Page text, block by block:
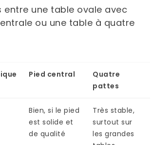
entre une table ovale avec
ou une table à quatre
Pied central
Quatre
pattes
Bien, si le pied
est solide et
de qualité
Très stable,
surtout sur
les grandes